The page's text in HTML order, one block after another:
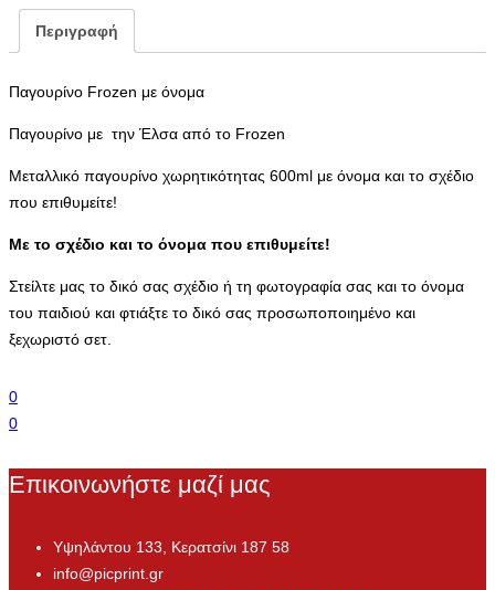
Περιγραφή
Παγουρίνο Frozen με όνομα
Παγουρίνο με την Έλσα από το Frozen
Μεταλλικό παγουρίνο χωρητικότητας 600ml με όνομα και το σχέδιο
που επιθυμείτε!
Με το σχέδιο και το όνομα που επιθυμείτε!
Στείλτε μας το δικό σας σχέδιο ή τη φωτογραφία σας και το όνομα
του παιδιού και φτιάξτε το δικό σας προσωποποιημένο και
ξεχωριστό σετ.
0
0
Επικοινωνήστε μαζί μας
Υψηλάντου 133, Κερατσίνι 187 58
info@picprint.gr